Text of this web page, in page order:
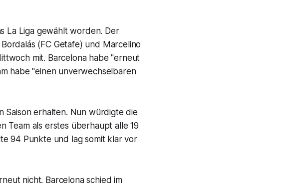
La Liga gewählt worden. Der
(FC Getafe) und Marcelino
mit. Barcelona habe "erneut
habe "einen unverwechselbaren
Saison erhalten. Nun würdigte die
Team als erstes überhaupt alle 19
94 Punkte und lag somit klar vor
nicht. Barcelona schied im